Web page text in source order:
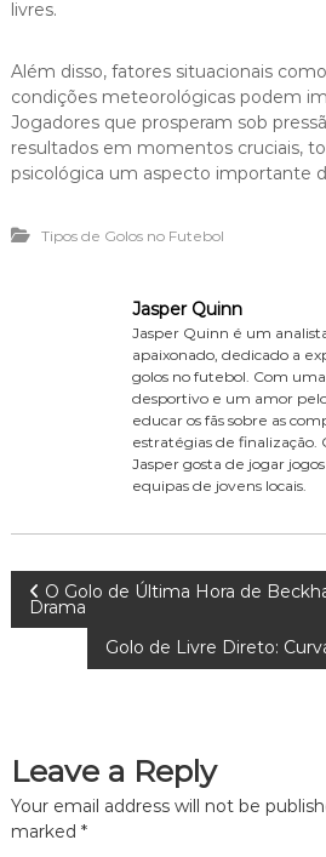
livres.
Além disso, fatores situacionais
condições meteorológicas podem
Jogadores que prosperam sob
resultados em momentos cruciais,
psicológica um aspecto importante
Tipos de Golos no Futebol
Jasper Quinn
Jasper Quinn é um
apaixonado, dedicado a
golos no futebol. Com
desportivo e um amor
educar os fãs sobre as
estratégias de finalização.
Jasper gosta de jogar
equipas de jovens locais.
P
t
n
O Golo de Última Hora de
Drama
Golo de Livre Direto:
Leave a Reply
Your email address will not be
marked *